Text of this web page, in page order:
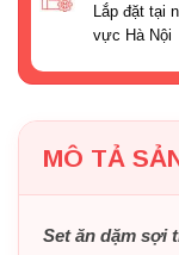
Lắp đặt tại
vực Hà Nội
MÔ TẢ
Set ăn dặm sợi